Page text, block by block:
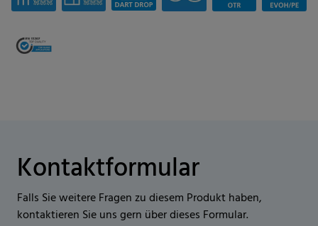
Kontaktformular
Falls Sie weitere Fragen zu diesem Produkt haben,
kontaktieren Sie uns gern über dieses Formular.